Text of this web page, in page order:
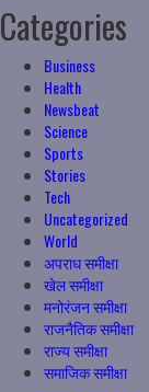
Categories
Business
Health
Newsbeat
Science
Sports
Stories
Tech
Uncategorized
World
अपराध समीक्षा
खेल समीक्षा
मनोरंजन समीक्षा
राजनैतिक समीक्षा
राज्य समीक्षा
समाजिक समीक्षा